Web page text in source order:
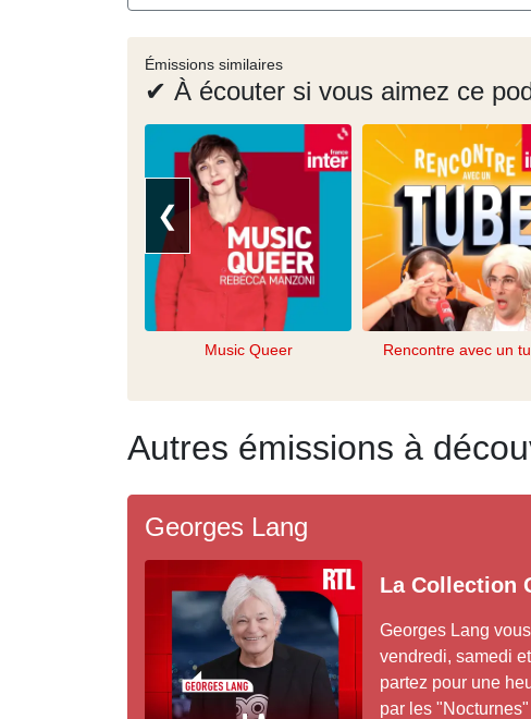
Émissions similaires
✔ À écouter si vous aimez ce
❮
Music Queer Rencontre avec un
Autres émissions à
Georges Lang
La Collection
Georges Lang
vendredi, samedi
partez pour une
par les